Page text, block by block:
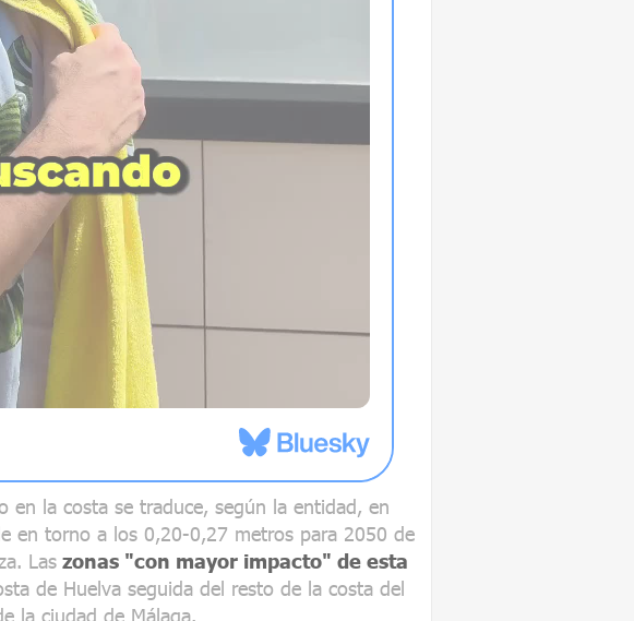
en la costa se traduce, según la entidad, en
en torno a los 0,20-0,27 metros para 2050 de
Las zonas "con mayor impacto" de esta
de Huelva seguida del resto de la costa del
la ciudad de Málaga.